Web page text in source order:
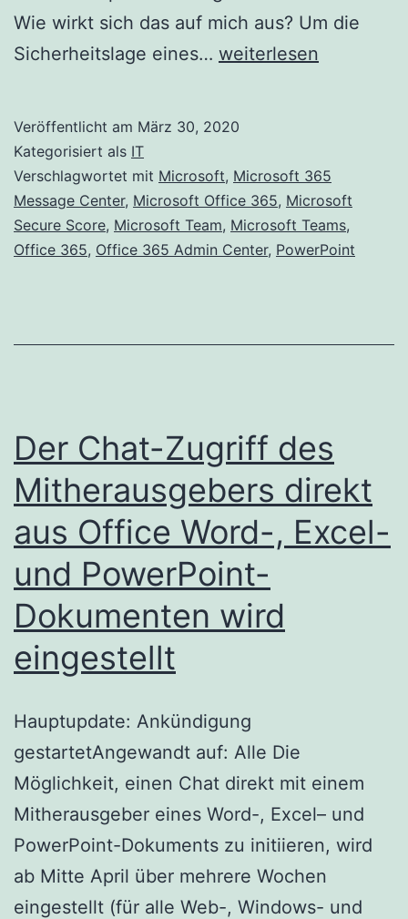
Wie wirkt sich das auf mich aus? Um die
Sicherheitslage eines… Aktualisierte
Microsoft
Secure
Score-
weiterlesen
Veröffentlicht am März 30, 2020
Kategorisiert als IT
Verschlagwortet mit Microsoft, Microsoft 365
Message Center, Microsoft Office 365, Microsoft
Secure Score, Microsoft Team, Microsoft Teams,
Office 365, Office 365 Admin Center, PowerPoint
Der Chat-Zugriff des
Mitherausgebers direkt
aus Office Word-, Excel-
und PowerPoint-
Dokumenten wird
eingestellt
Hauptupdate: Ankündigung
gestartetAngewandt auf: Alle Die
Möglichkeit, einen Chat direkt mit einem
Mitherausgeber eines Word-, Excel– und
PowerPoint-Dokuments zu initiieren, wird
ab Mitte April über mehrere Wochen
eingestellt (für alle Web-, Windows- und